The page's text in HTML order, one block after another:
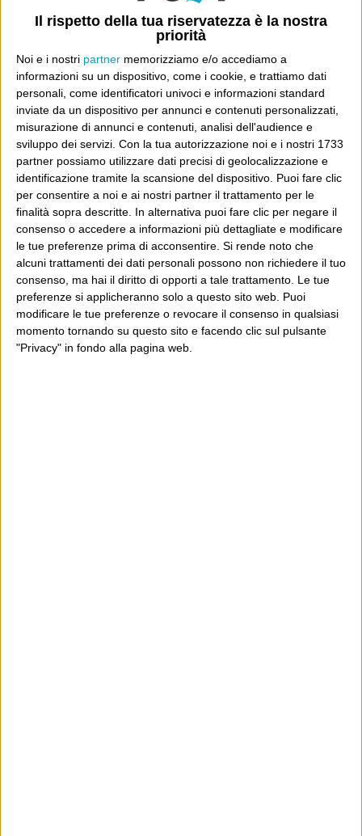
Il rispetto della tua riservatezza è la nostra
priorità
Noi e i nostri partner memorizziamo e/o accediamo a
informazioni su un dispositivo, come i cookie, e trattiamo dati
personali, come identificatori univoci e informazioni standard
inviate da un dispositivo per annunci e contenuti personalizzati,
misurazione di annunci e contenuti, analisi dell'audience e
sviluppo dei servizi. Con la tua autorizzazione noi e i nostri 1733
partner possiamo utilizzare dati precisi di geolocalizzazione e
identificazione tramite la scansione del dispositivo. Puoi fare clic
per consentire a noi e ai nostri partner il trattamento per le
finalità sopra descritte. In alternativa puoi fare clic per negare il
consenso o accedere a informazioni più dettagliate e modificare
le tue preferenze prima di acconsentire. Si rende noto che
alcuni trattamenti dei dati personali possono non richiedere il tuo
consenso, ma hai il diritto di opporti a tale trattamento. Le tue
preferenze si applicheranno solo a questo sito web. Puoi
modificare le tue preferenze o revocare il consenso in qualsiasi
momento tornando su questo sito e facendo clic sul pulsante
"Privacy" in fondo alla pagina web.
POST PRECEDENTE
Ohio compilation
POST SUCCESSIVO
“Lawyers swarming over the
midwest!”
E per i regali di Natale